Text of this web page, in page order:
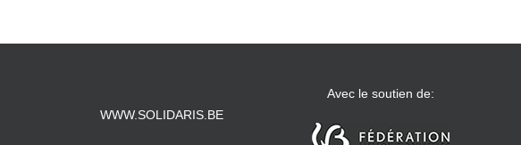
WWW.SOLIDARIS.BE
Avec le soutien de: